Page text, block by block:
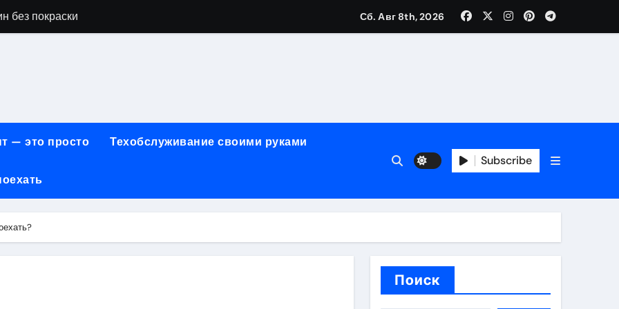
без покраски
работы и критерии сравнения
для онлайн-платежей за 5 минут без верификации и банков с пополнением стейблкоином в долларах
для получения водительских прав категорий А, В, М
как превратить ливень в комфортную поездку
премиального сегмента у 84-го км МКАД, вл.1 на карте
Сб. Авг 8th, 2026
— это просто Техобслуживание своими руками
Subscribe
Поиск